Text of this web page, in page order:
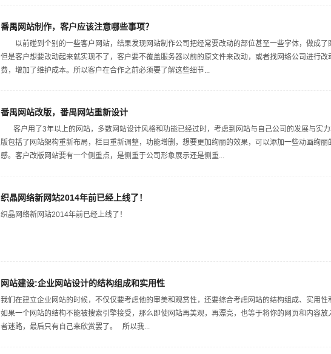
番禺网站制作，客户应该注意哪些事项？
以前碰到个别的一些客户网站，结果发现网站制作公司把经常要改动的部位甚至一些字体，做成了
但是客户想要改动起来就实现不了，客户要不覆盖服务器以前的原文件来改动，或者找网络公司进行
费，增加了维护成本。所以客户在合作之前必须要了解这些细节...
番禺网站改版，番禺网站重新设计
客户用了3年以上的网站，多数网站设计风格和功能已经过时，考虑到网站与自己公司的发展与实
版包括了网站架构重新布局，栏目重新调整，功能增删，想要更加绚丽的效果，可以添加一些动画绚
感。客户改版网站要有一个侧重点，是侧重于公司形象展示还是侧重...
织晶网络新网站2014年前已经上线了！
织晶网络新网站2014年前已经上线了！
网站建设:企业网站设计的结构组成和实用性
我们在建立企业网站的时候，不仅仅要考虑他的审美和观赏性，还要综合考虑网站的结构组成、实用性
如果一个网站的结构不能被搜索引擎接受，那么即使网站再美观，再漂亮，也等于将你的网页和内容放
者迷路，最后只有自己来欣赏罢了。 所以我...